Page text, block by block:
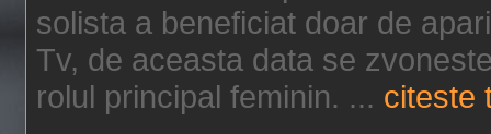
solista a beneficiat doar de
Tv, de aceasta data se
rolul principal feminin. ... citeste